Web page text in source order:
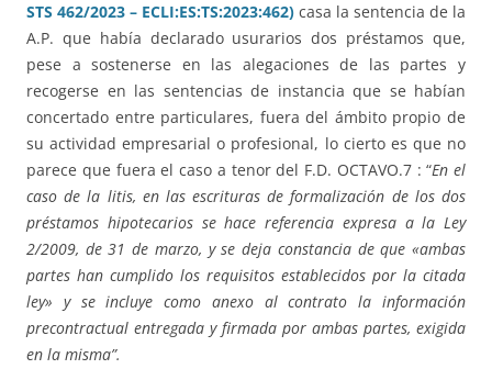
STS 462/2023 – ECLI:ES:TS:2023:462) casa la sentencia de la
A.P. que había declarado usurarios dos préstamos que,
pese a sostenerse en las alegaciones de las partes y
recogerse en las sentencias de instancia que se habían
concertado entre particulares, fuera del ámbito propio de
su actividad empresarial o profesional, lo cierto es que no
parece que fuera el caso a tenor del F.D. OCTAVO.7 : “En el
caso de la litis, en las escrituras de formalización de los dos
préstamos hipotecarios se hace referencia expresa a la Ley
2/2009, de 31 de marzo, y se deja constancia de que «ambas
partes han cumplido los requisitos establecidos por la citada
ley» y se incluye como anexo al contrato la información
precontractual entregada y firmada por ambas partes, exigida
en la misma”.